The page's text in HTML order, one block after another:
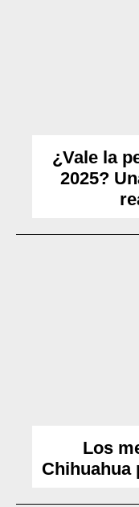
¿Vale la
2025?
Los
Chihuahua